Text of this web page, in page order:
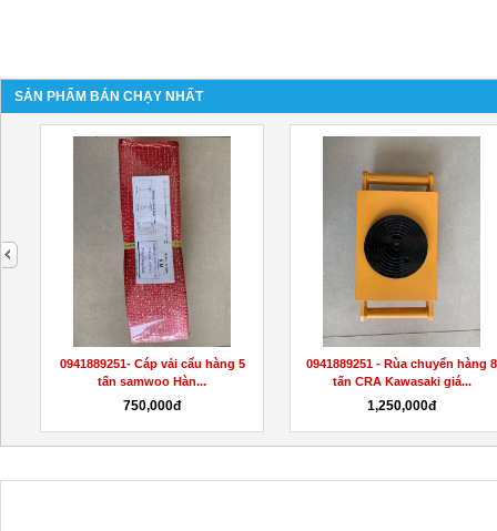
SẢN PHẨM BÁN CHẠY NHẤT
0941889251- Cáp vải cẩu hàng 5
tấn samwoo Hàn...
750,000đ
0941889251 - Rùa chuyển hàng 8
tấn CRA Kawasaki giá...
1,250,000đ